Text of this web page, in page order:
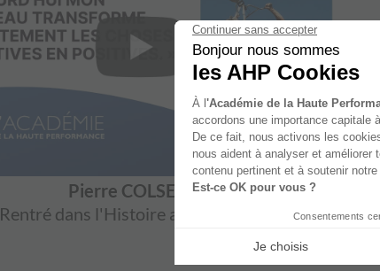
Pierre COLSENET
Rentré dans l'Histoire au FISE - BMX